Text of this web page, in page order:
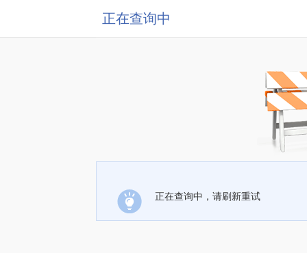
正在查询中
正在查询中，请刷新重试